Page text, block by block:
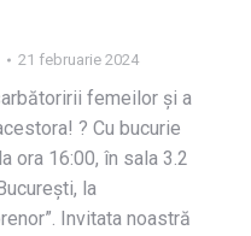
21 februarie 2024
femeilor și a
? Cu bucurie
ora 16:00, în sala 3.2
la
Invitata noastră